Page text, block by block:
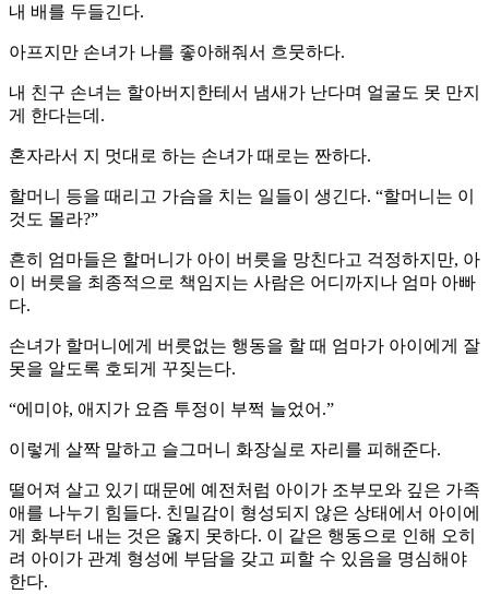
내 배를 두들긴다.
아프지만 손녀가 나를 좋아해줘서 흐뭇하다.
내 친구 손녀는 할아버지한테서 냄새가 난다며 얼굴도 못 만지
게 한다는데.
혼자라서 지 멋대로 하는 손녀가 때로는 짠하다.
할머니 등을 때리고 가슴을 치는 일들이 생긴다. “할머니는 이
것도 몰라?”
흔히 엄마들은 할머니가 아이 버릇을 망친다고 걱정하지만, 아
이 버릇을 최종적으로 책임지는 사람은 어디까지나 엄마 아빠
다.
손녀가 할머니에게 버릇없는 행동을 할 때 엄마가 아이에게 잘
못을 알도록 호되게 꾸짖는다.
“에미야, 애지가 요즘 투정이 부쩍 늘었어.”
이렇게 살짝 말하고 슬그머니 화장실로 자리를 피해준다.
떨어져 살고 있기 때문에 예전처럼 아이가 조부모와 깊은 가족
애를 나누기 힘들다. 친밀감이 형성되지 않은 상태에서 아이에
게 화부터 내는 것은 옳지 못하다. 이 같은 행동으로 인해 오히
려 아이가 관계 형성에 부담을 갖고 피할 수 있음을 명심해야
한다.